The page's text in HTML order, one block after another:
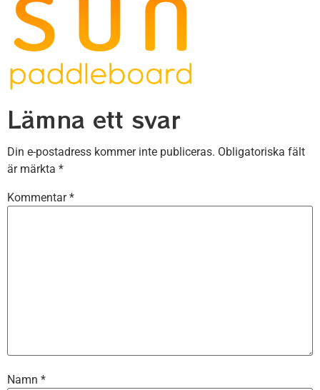
Lämna ett svar
Din e-postadress kommer inte publiceras. Obligatoriska fält
är märkta *
Kommentar*
Namn *